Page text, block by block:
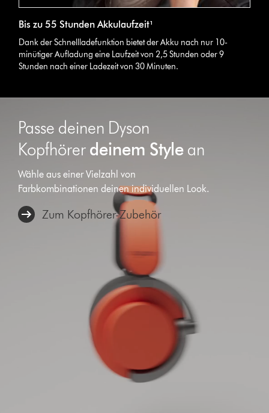
Bis zu 55 Stunden Akkulaufzeit¹
Dank der Schnellladefunktion bietet der Akku nach nur 10-
minütiger Aufladung eine Laufzeit von 2,5 Stunden oder 9
Stunden nach einer Ladezeit von 30 Minuten.
Passe deinen Dyson
Kopfhörer deinem Style an
Wähle aus einer Vielzahl von
Farbkombinationen deinen individuellen Look.
Zum Kopfhörer-Zubehör